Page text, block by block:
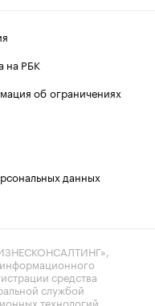
на РБК
об ограничениях
данных
средства
службой
технологий